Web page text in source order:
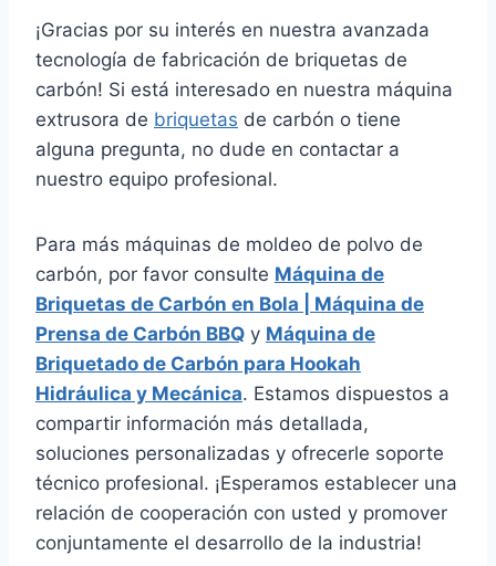
¡Gracias por su interés en nuestra avanzada
tecnología de fabricación de briquetas de
carbón! Si está interesado en nuestra máquina
extrusora de briquetas de carbón o tiene
alguna pregunta, no dude en contactar a
nuestro equipo profesional.
Para más máquinas de moldeo de polvo de
carbón, por favor consulte Máquina de
Briquetas de Carbón en Bola | Máquina de
Prensa de Carbón BBQ y Máquina de
Briquetado de Carbón para Hookah
Hidráulica y Mecánica. Estamos dispuestos a
compartir información más detallada,
soluciones personalizadas y ofrecerle soporte
técnico profesional. ¡Esperamos establecer una
relación de cooperación con usted y promover
conjuntamente el desarrollo de la industria!